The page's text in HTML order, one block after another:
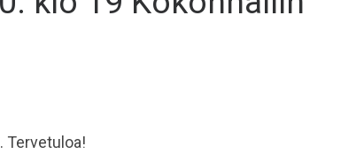
Tervetuloa!